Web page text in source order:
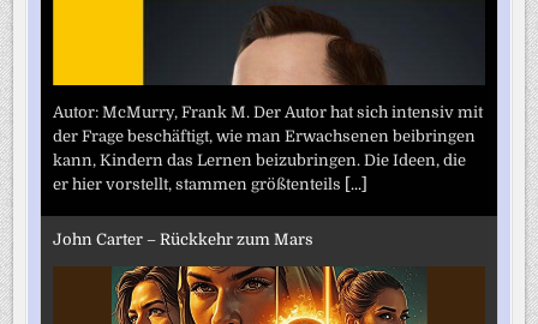
Autor: McMurry, Frank M. Der Autor hat sich intensiv mit
der Frage beschäftigt, wie man Erwachsenen beibringen
kann, Kindern das Lernen beizubringen. Die Ideen, die
er hier vorstellt, stammen größtenteils
[...]
John Carter – Rückkehr zum Mars